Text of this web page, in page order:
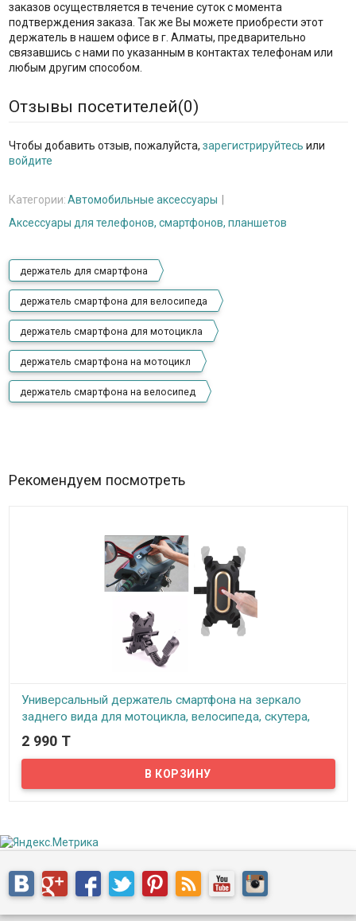
заказов осуществляется в течение суток с момента
подтверждения заказа. Так же Вы можете приобрести этот
держатель в нашем офисе в г. Алматы, предварительно
связавшись с нами по указанным в контактах телефонам или
любым другим способом.
Отзывы посетителей(0)
Чтобы добавить отзыв, пожалуйста, зарегистрируйтесь или
войдите
Категории:Автомобильные аксессуары
Аксессуары для телефонов, смартфонов, планшетов
держатель для смартфона
держатель смартфона для велосипеда
держатель смартфона для мотоцикла
держатель смартфона на мотоцикл
держатель смартфона на велосипед
Рекомендуем посмотреть
Универсальный держатель смартфона на зеркало
заднего вида для мотоцикла, велосипеда, скутера,
самоката, SH-3113
Предлагаем держатели смартфонов для мотоциклов и
2 990 T